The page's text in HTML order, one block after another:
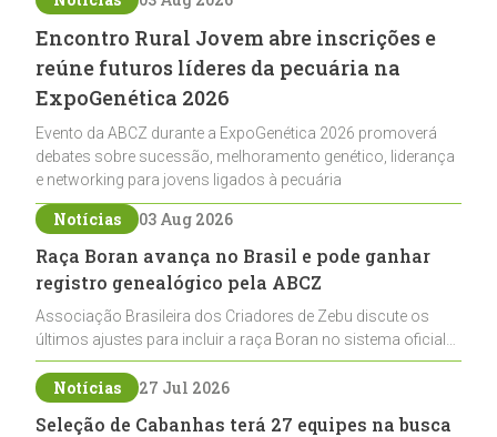
Encontro Rural Jovem abre inscrições e
reúne futuros líderes da pecuária na
ExpoGenética 2026
Evento da ABCZ durante a ExpoGenética 2026 promoverá
debates sobre sucessão, melhoramento genético, liderança
e networking para jovens ligados à pecuária
Notícias 03 Aug 2026
Raça Boran avança no Brasil e pode ganhar
registro genealógico pela ABCZ
Associação Brasileira dos Criadores de Zebu discute os
últimos ajustes para incluir a raça Boran no sistema oficial
de registros, abrindo caminho para sua expansão na
pecuária nacional
Notícias 27 Jul 2026
Seleção de Cabanhas terá 27 equipes na busca